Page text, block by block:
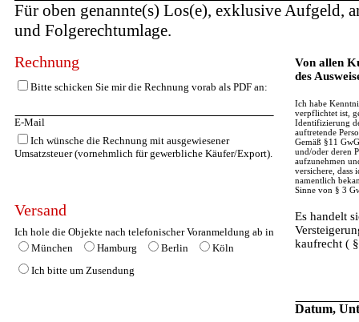
Für oben genannte(s) Los(e), exklusive Aufgeld,
und Folgerechtumlage.
Rechnung
Bitte schicken Sie mir die Rechnung vorab als PDF an:
E-Mail
Ich wünsche die Rechnung mit ausgewiesener
Umsatzsteuer (vornehmlich für gewerbliche Käufer/Export).
Versand
Ich hole die Objekte nach telefonischer Voranmeldung ab in
München
Hamburg Berlin
Köln
Ich bitte um Zusendung
Von allen
des
Ich habe
verpflichtet ist,
Identifizierung
auftretende
Gemäß §11
und/oder deren
aufzunehmen
versichere, dass
namentlich
Sinne von § 3
Es handelt
kaufrecht (
Datum,